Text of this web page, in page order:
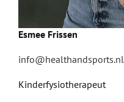
Esmee Frissen
info@healthandsports.nl
Kinderfysiotherapeut